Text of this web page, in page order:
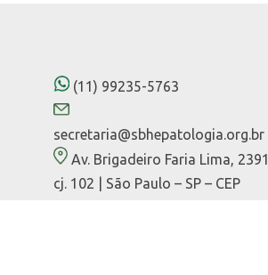
(11) 99235-5763
secretaria@sbhepatologia.org.br
Av. Brigadeiro Faria Lima, 2391
cj. 102 | São Paulo – SP – CEP